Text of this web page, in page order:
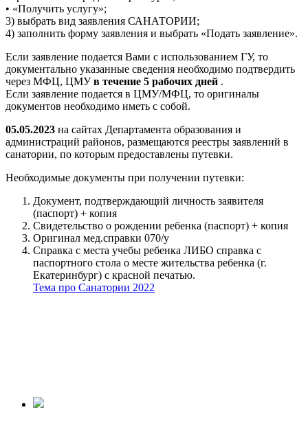
• «Получить услугу»;
3) выбрать вид заявления САНАТОРИИ;
4) заполнить форму заявления и выбрать «Подать заявление».
Если заявление подается Вами с использованием ГУ, то
документально указанные сведения необходимо подтвердить
через МФЦ, ЦМУв течение 5 рабочих дней .
Если заявление подается в ЦМУ/МФЦ, то оригиналы
документов необходимо иметь с собой.
05.05.2023 на сайтах Департамента образования и
администраций районов, размещаются реестры заявлений в
санатории, по которым предоставлены путевки.
Необходимые документы при получении путевки:
Документ, подтверждающий личность заявителя
(паспорт) + копия
Свидетельство о рождении ребенка (паспорт) + копия
Оригинал мед.справки 070/у
Справка с места учебы ребенка ЛИБО справка с
паспортного стола о месте жительства ребенка (г.
Екатеринбург) с красной печатью.
Тема про Санатории 2022